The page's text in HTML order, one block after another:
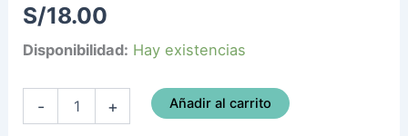
S/18.00
Disponibilidad: Hay existencias
- + Añadir al carrito